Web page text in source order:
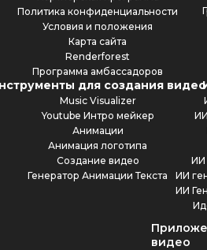
Политика конфиденциальности
Условия и положения
Карта сайта
Renderforest
Программа амбассадоров
для создания видео
Music Visualizer
Youtube Интро мейкер
Анимации
Анимация логотипа
Создание видео
Генератор Анимации Текста
ИИ
ИИ
ИИ
видео